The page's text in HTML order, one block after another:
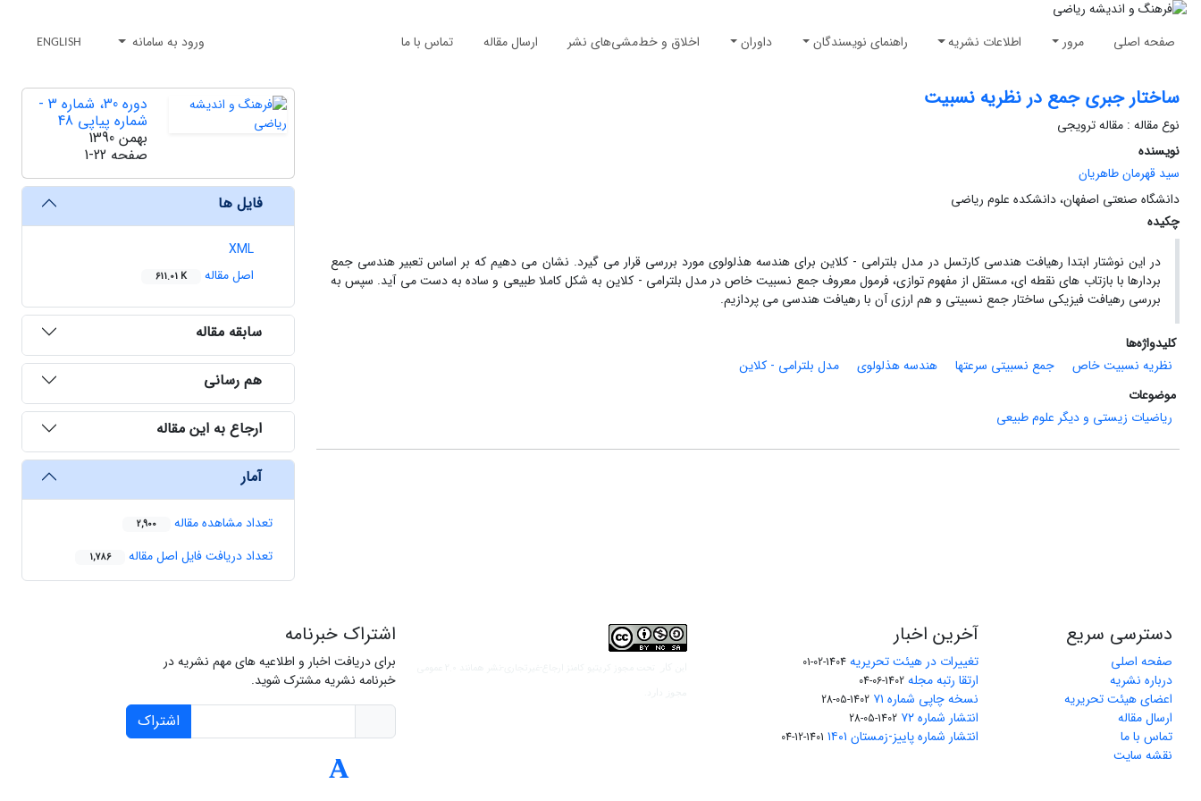
صفحه اصلی مرور اطلاعات نشریه راهنمای نویسندگان داوران اخلاق و خط‌مشی‌های نشر ارسال مقاله تماس با ما ورود به سامانه ENGLISH
ساختار جبری جمع در نظریه نسبیت
نوع مقاله : مقاله ترویجی
نویسنده
سید قهرمان طاهریان
دانشگاه صنعتی اصفهان، دانشکده علوم ریاضی
چکیده
در این نوشتار ابتدا رهیافت هندسی کارتسل در مدل بلترامی - کلاین برای هندسه هذلولوی مورد بررسی قرار می گیرد. نشان می دهیم که بر اساس تعبیر هندسی جمع
بردارها با بازتاب های نقطه ای، مستقل از مفهوم توازی، فرمول معروف جمع نسبیت خاص در مدل بلترامی - کلاین به شکل کاملا طبیعی و ساده به دست می آید. سپس به
بررسی رهیافت فیزیکی ساختار جمع نسبیتی و هم ارزی آن با رهیافت هندسی می پردازیم.
کلیدواژه‌ها
نظریه نسبیت خاص
جمع نسبیتی سرعتها هندسه هذلولوی
مدل بلترامی - کلاین
موضوعات
ریاضیات زیستی و دیگر علوم طبیعی
دوره 30، شماره 3 -
شماره پیاپی 48
بهمن 1390
صفحه 1-22
فایل ها
XML
اصل مقاله
611.01 K
سابقه مقاله
هم رسانی
ارجاع به این مقاله
آمار
تعداد مشاهده مقاله 2,900
تعداد دریافت فایل اصل مقاله 1,786
دسترسی سریع
صفحه اصلی
درباره نشریه
اعضای هیئت تحریریه
ارسال مقاله
تماس با ما
نقشه سایت
آخرین اخبار
تغییرات در هیئت تحریریه 1404-02-01
ارتقا رتبه مجله 1402-06-04
نسخه چاپی شماره ۷۱ 1402-05-28
انتشار شماره ۷۲ 1402-05-28
انتشار شماره پاییز-زمستان ۱۴۰۱ 1401-12-04
اشتراک خبرنامه
برای دریافت اخبار و اطلاعیه های مهم نشریه در
خبرنامه نشریه مشترک شوید.
اشتراک